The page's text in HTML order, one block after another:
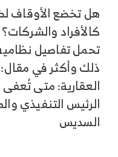
هل تخضع الأوقاف
كالأفراد
تحمل تفاصيل
ذلك وأكثر في
العقارية: متى
الرئيس التنفيذي
السديس